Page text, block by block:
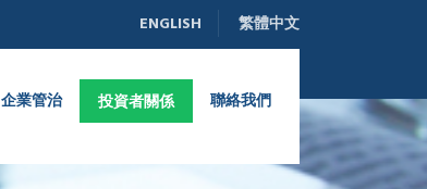
ENGLISH 繁體中文
企業管治 投資者關係 聯絡我們